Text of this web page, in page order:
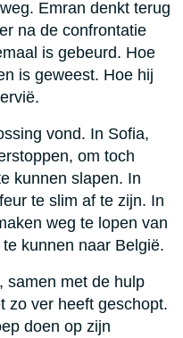
Emran denkt terug
na de confrontatie
is gebeurd. Hoe
is geweest. Hoe hij
vond. In Sofia,
om toch
kunnen slapen. In
te slim af te zijn. In
weg te lopen van
kunnen naar België.
samen met de hulp
zo ver heeft geschopt.
doen op zijn